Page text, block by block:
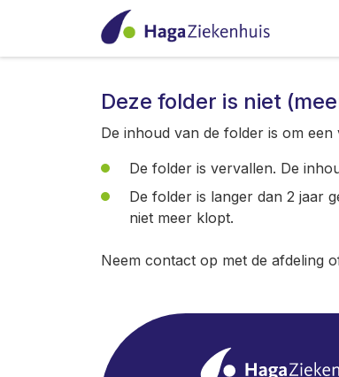
Deze folder is niet
De inhoud van de folder is om
De folder is vervallen. De
De folder is langer dan 2 jaar
niet meer klopt.
Neem contact op met de afdeling